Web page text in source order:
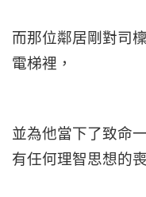
而那位鄰居剛對司
電梯裡，
並為他當下了致命
有任何理智思想的